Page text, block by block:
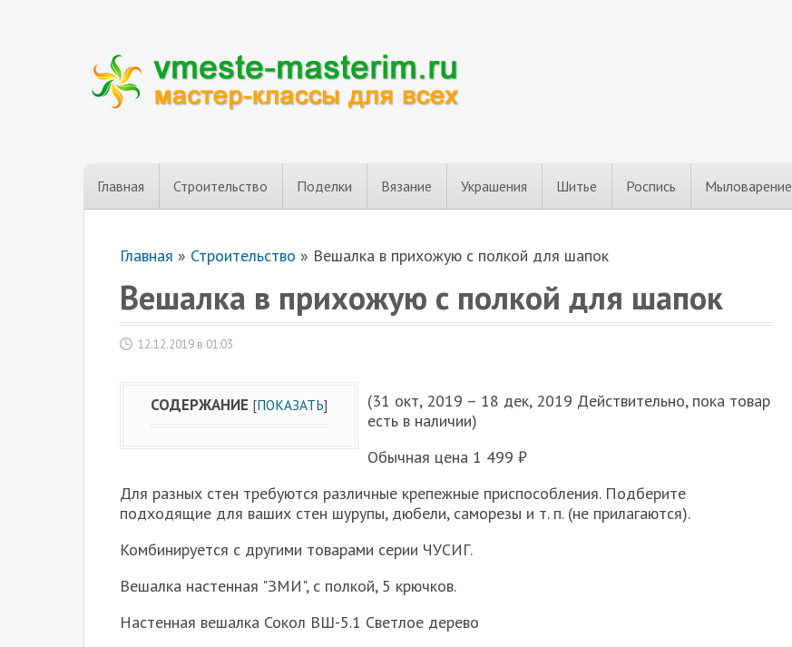
Главная Строительство Поделки Вязание Украшения Шитье Роспись Мыловарение
Главная » Строительство » Вешалка в прихожую с полкой для шапок
Вешалка в прихожую с полкой для шапок
12.12.2019 в 01:03
СОДЕРЖАНИЕ [ПОКАЗАТЬ]
(31 окт, 2019 – 18 дек, 2019 Действительно, пока товар
есть в наличии)
Обычная цена 1 499 ₽
Для разных стен требуются различные крепежные приспособления. Подберите
подходящие для ваших стен шурупы, дюбели, саморезы и т. п. (не прилагаются).
Комбинируется с другими товарами серии ЧУСИГ.
Вешалка настенная "ЗМИ", с полкой, 5 крючков.
Настенная вешалка Сокол ВШ-5.1 Светлое дерево